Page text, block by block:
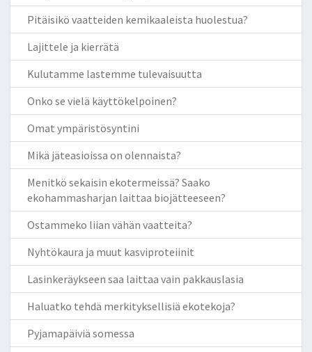
Pitäisikö vaatteiden kemikaaleista huolestua?
Lajittele ja kierrätä
Kulutamme lastemme tulevaisuutta
Onko se vielä käyttökelpoinen?
Omat ympäristösyntini
Mikä jäteasioissa on olennaista?
Menitkö sekaisin ekotermeissä? Saako
ekohammasharjan laittaa biojätteeseen?
Ostammeko liian vähän vaatteita?
Nyhtökaura ja muut kasviproteiinit
Lasinkeräykseen saa laittaa vain pakkauslasia
Haluatko tehdä merkityksellisiä ekotekoja?
Pyjamapäiviä somessa